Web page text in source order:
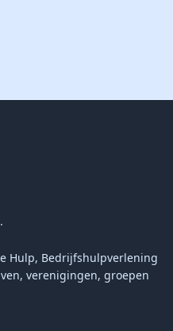
Hulp, Bedrijfshulpverlening
verenigingen, groepen